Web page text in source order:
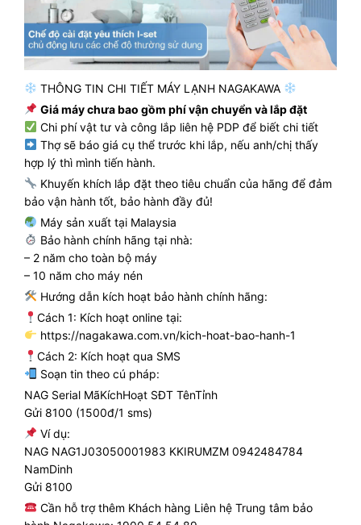
THÔNG TIN CHI TIẾT MÁY LẠNH NAGAKAWA
Giá máy chưa bao gồm phí vận chuyển và lắp đặt
Chi phí vật tư và công lắp liên hệ PDP để biết chi tiết
Thợ sẽ báo giá cụ thể trước khi lắp, nếu anh/chị thấy
hợp lý thì mình tiến hành.
Khuyến khích lắp đặt theo tiêu chuẩn của hãng để đảm
bảo vận hành tốt, bảo hành đầy đủ!
Máy sản xuất tại Malaysia
Bảo hành chính hãng tại nhà:
– 2 năm cho toàn bộ máy
– 10 năm cho máy nén
Hướng dẫn kích hoạt bảo hành chính hãng:
Cách 1: Kích hoạt online tại:
https://nagakawa.com.vn/kich-hoat-bao-hanh-1
Cách 2: Kích hoạt qua SMS
Soạn tin theo cú pháp:
NAG Serial MãKíchHoạt SĐT TênTỉnh
Gửi 8100 (1500đ/1 sms)
Ví dụ:
NAG NAG1J03050001983 KKIRUMZM 0942484784
NamDinh
Gửi 8100
Cần hỗ trợ thêm Khách hàng Liên hệ Trung tâm bảo